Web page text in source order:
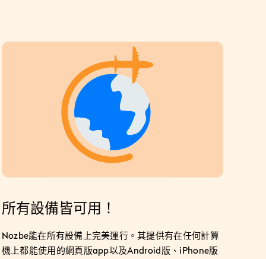
所有設備皆可用！
Nozbe能在所有設備上完美運行。其提供有在任何計算
機上都能使用的網頁版app以及Android版、iPhone版